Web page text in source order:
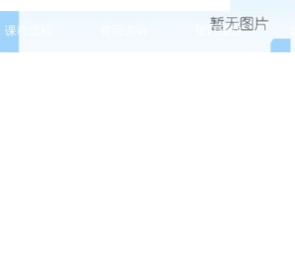
课程流程 预订须知